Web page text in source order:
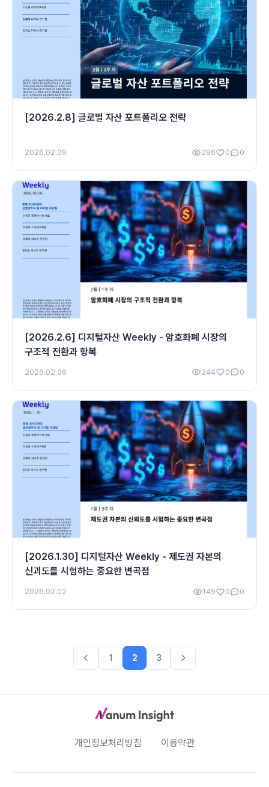
[2026.2.8] 글로벌 자산 포트폴리오 전략
2026.02.09 286 0 0
[2026.2.6] 디지털자산 Weekly - 암호화폐 시장의
구조적 전환과 항복
2026.02.06 244 0 0
[2026.1.30] 디지털자산 Weekly - 제도권 자본의
신괴도를 시험하는 중요한 변곡점
2026.02.02 149 0 0
1 2 3
개인정보처리방침 이용약관